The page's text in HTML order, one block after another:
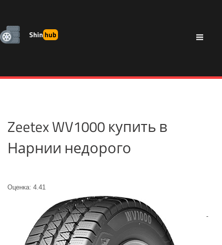
Shinhub
Zeetex WV1000 купить в
Нарнии недорого
Оценка: 4.41
-